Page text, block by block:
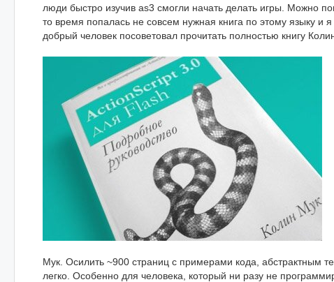
люди быстро изучив as3 смогли начать делать игры. Можно
то время попалась не совсем нужная книга по этому языку и
добрый человек посоветовал прочитать полностью книгу
Мук. Осилить ~900 страниц с примерами кода, абстрактным
легко. Особенно для человека, который ни разу не